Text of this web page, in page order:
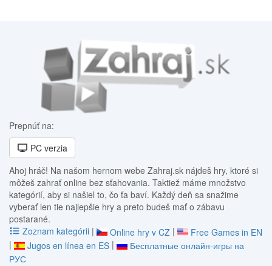
Prepnúť na:
PC verzia
Ahoj hráč! Na našom hernom webe Zahraj.sk nájdeš hry, ktoré si
môžeš zahrať online bez sťahovania. Taktiež máme množstvo
kategórií, aby si našiel to, čo ťa baví. Každý deň sa snažime
vyberať len tie najlepšie hry a preto budeš mať o zábavu
postarané.
Zoznam kategórii | Online hry v CZ |
Free Games in EN
|
Jugos en línea en ES |
Бесплатные онлайн-игры на
РУС